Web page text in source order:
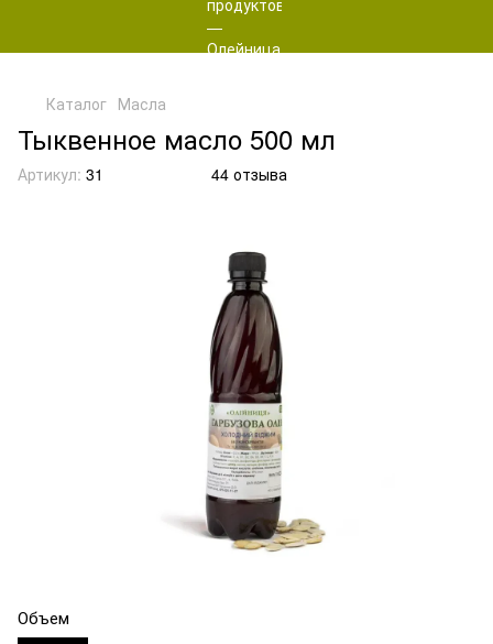
Каталог Масла
Тыквенное масло 500 мл
Артикул: 31 44 отзыва
Объем